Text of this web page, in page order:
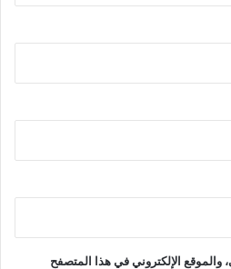
والموقع الإلكتروني في هذا المتصفح